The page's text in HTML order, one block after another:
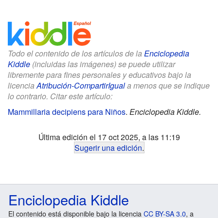
Todo el contenido de los artículos de la Enciclopedia
Kiddle (incluidas las imágenes) se puede utilizar
libremente para fines personales y educativos bajo la
licenciaAtribución-CompartirIguala menos que se indique
lo contrario. Citar este artículo:
Mammillaria decipiens para Niños. Enciclopedia Kiddle.
Última edición el 17 oct 2025, a las 11:19
Sugerir una edición.
Enciclopedia Kiddle
El contenido está disponible bajo la licencia CC BY-SA 3.0, a